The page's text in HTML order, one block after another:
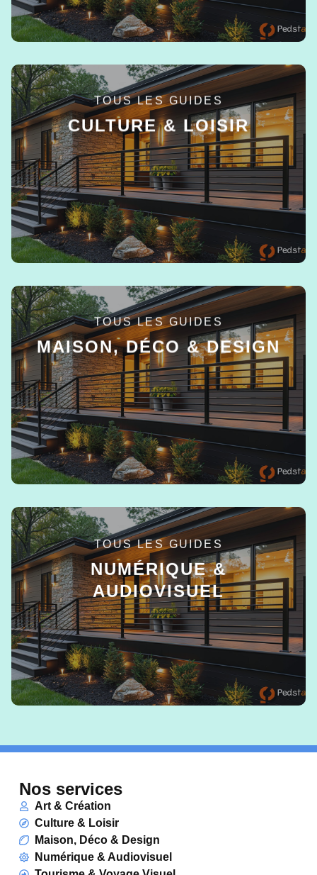
TOUS LES GUIDES
CULTURE & LOISIR
EN SAVOIR +
TOUS LES GUIDES
MAISON, DÉCO & DESIGN
EN SAVOIR +
TOUS LES GUIDES
NUMÉRIQUE &
AUDIOVISUEL
EN SAVOIR +
Nos services
Art & Création
Culture & Loisir
Maison, Déco & Design
Numérique & Audiovisuel